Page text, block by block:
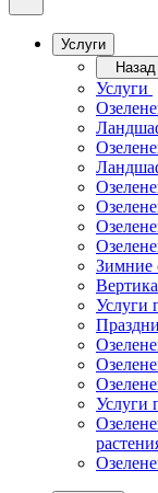
Услуги
Назад
Услуги
Зимние
Услуги
Услуги